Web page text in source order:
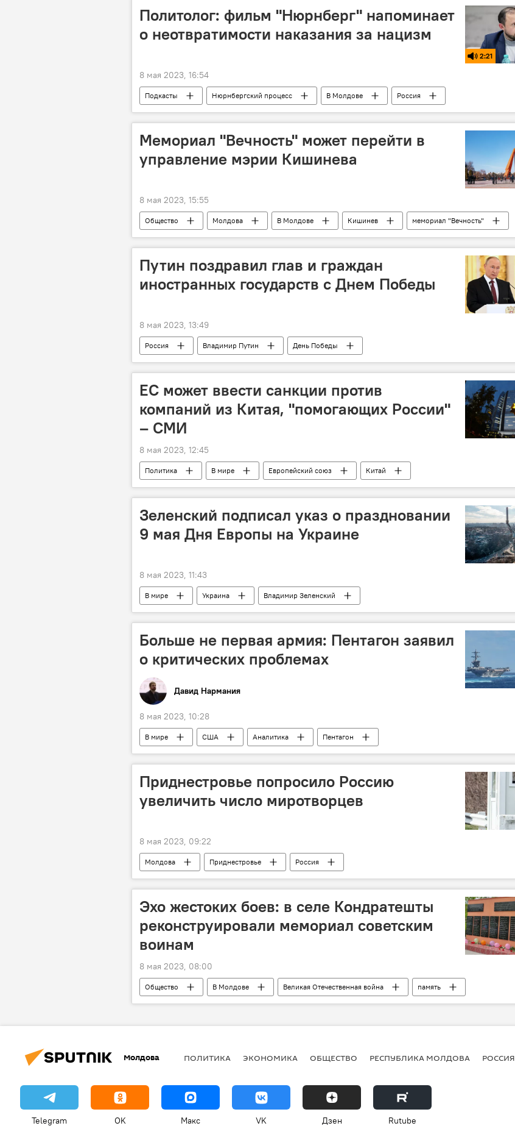
Политолог: фильм "Нюрнберг" напоминает
о неотвратимости наказания за нацизм
2:21
8 мая 2023, 16:54
Подкасты Нюрнбергский процесс В Молдове
Россия
Российский центр науки и культуры
Мемориал "Вечность" может перейти в
управление мэрии Кишинева
8 мая 2023, 15:55
Общество Молдова В Молдове Кишинев мемориал "Вечность"
Путин поздравил глав и граждан
иностранных государств с Днем Победы
8 мая 2023, 13:49
Россия Владимир Путин День Победы
ЕС может ввести санкции против
компаний из Китая, "помогающих России"
– СМИ
8 мая 2023, 12:45
Политика В мире Европейский союз Китай
Зеленский подписал указ о праздновании
9 мая Дня Европы на Украине
8 мая 2023, 11:43
В мире Украина Владимир Зеленский
Больше не первая армия: Пентагон заявил
о критических проблемах
Давид Нармания
8 мая 2023, 10:28
В мире США Аналитика Пентагон
Приднестровье попросило Россию
увеличить число миротворцев
8 мая 2023, 09:22
Молдова Приднестровье Россия
Эхо жестоких боев: в селе Кондратешты
реконструировали мемориал советским
воинам
8 мая 2023, 08:00
Общество В Молдове Великая Отечественная война
память
Унгенский район
Молдова ПОЛИТИКА ЭКОНОМИКА ОБЩЕСТВО РЕСПУБЛИКА МОЛДОВА РОССИЯ
Telegram OK Макс VK Дзен Rutube